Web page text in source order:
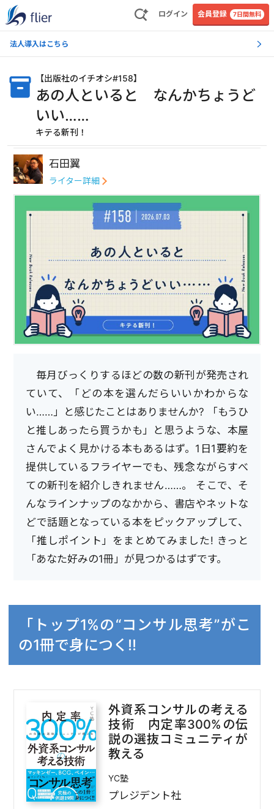
ログイン 会員登録 7日間無料
法人導入はこちら
【出版社のイチオシ#158】
あの人といると なんかちょうど
いい……
キテる新刊！
石田翼
ライター詳細
毎月びっくりするほどの数の新刊が発売され
ていて、「どの本を選んだらいいかわからな
い……」と感じたことはありませんか? 「もうひ
と推しあったら買うかも」と思うような、本屋
さんでよく見かける本もあるはず。1日1要約を
提供しているフライヤーでも、残念ながらすべ
ての新刊を紹介しきれません……。 そこで、そ
んなラインナップのなかから、書店やネットな
どで話題となっている本をピックアップして、
「推しポイント」をまとめてみました! きっと
「あなた好みの1冊」が見つかるはずです。
「トップ1%の“コンサル思考”がこ
の1冊で身につく‼
外資系コンサルの考える
技術 内定率300%の伝
説の選抜コミュニティが
教える
YC塾
プレジデント社